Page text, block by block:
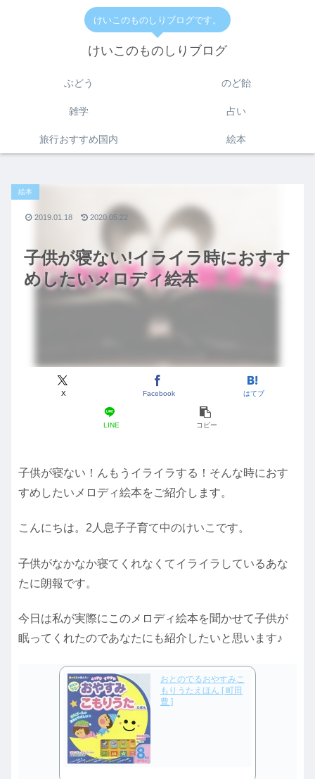
けいこのものしりブログです。
けいこのものしりブログ
ぶどう のど飴
雑学 占い
旅行おすすめ国内 絵本
子供が寝ない!イライラ時におすす
めしたいメロディ絵本
絵本
X Facebook はてブ
LINE コピー
2019.01.18 2020.05.22
子供が寝ない！んもうイライラする！そんな時におす
すめしたいメロディ絵本をご紹介します。
こんにちは。2人息子子育て中のけいこです。
子供がなかなか寝てくれなくてイライラしているあな
たに朗報です。
今日は私が実際にこのメロディ絵本を聞かせて子供が
眠ってくれたのであなたにも紹介したいと思います♪
おとのでるおやすみこ
もりうたえほん [ 町田
豊 ]